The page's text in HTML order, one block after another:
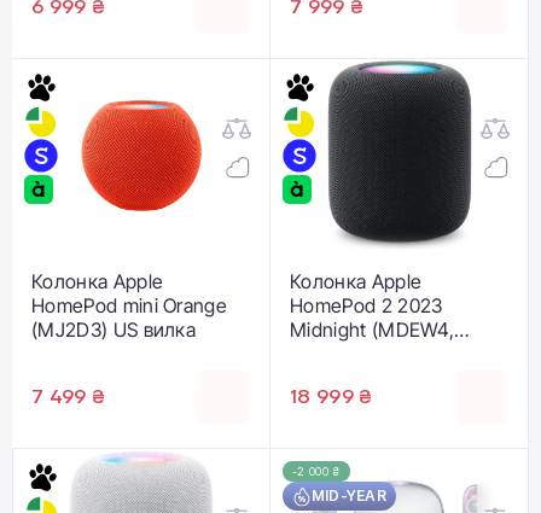
6 999 ₴ 7 999 ₴
Колонка Apple
HomePod mini Orange
(MJ2D3) US вилка
7 499 ₴
Колонка Apple
HomePod 2 2023
Midnight (MDEW4,
18 999 ₴
-2 000 ₴
MID-YEAR